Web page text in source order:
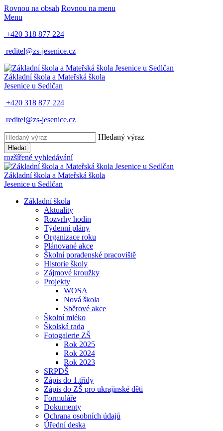
Rovnou na obsah Rovnou na menu
Menu
+420 318 877 224
reditel@zs-jesenice.cz
Základní škola a Mateřská škola
Jesenice u Sedlčan
+420 318 877 224
reditel@zs-jesenice.cz
Hledaný výraz
Hledat
rozšířené vyhledávání
Základní škola a Mateřská škola
Jesenice u Sedlčan
Základní škola
Aktuality
Rozvrhy hodin
Týdenní plány
Organizace roku
Plánované akce
Školní poradenské pracoviště
Historie školy
Zájmové kroužky
Projekty
WOSA
Nová škola
Sběrové akce
Školní mléko
Školská rada
Fotogalerie ZŠ
Rok 2025
Rok 2024
Rok 2023
SRPDŠ
Zápis do 1.třídy
Zápis do ZŠ pro ukrajinské děti
Formuláře
Dokumenty
Ochrana osobních údajů
Úřední deska